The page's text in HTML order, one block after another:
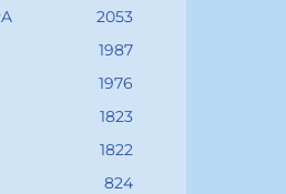
2053
1987
1976
1823
1822
824